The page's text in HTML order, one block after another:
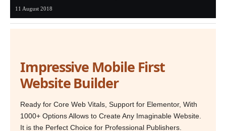
11 August 2018
Impressive Mobile First
Website Builder
Ready for Core Web Vitals, Support for Elementor, With
1000+ Options Allows to Create Any Imaginable Website.
It is the Perfect Choice for Professional Publishers.